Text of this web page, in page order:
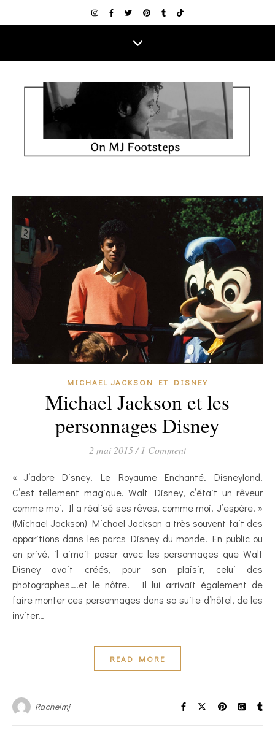
MICHAEL JACKSON ET DISNEY
Michael Jackson et les
personnages Disney
2 mai 2015/ 1 Comment
« J’adore Disney. Le Royaume Enchanté. Disneyland.
C’est tellement magique. Walt Disney, c’était un rêveur
comme moi. Il a réalisé ses rêves, comme moi. J’espère. »
(Michael Jackson) Michael Jackson a très souvent fait des
apparitions dans les parcs Disney du monde. En public ou
en privé, il aimait poser avec les personnages que Walt
Disney avait créés, pour son plaisir, celui des
photographes….et le nôtre. Il lui arrivait également de
faire monter ces personnages dans sa suite d’hôtel, de les
inviter…
READ MORE
Rachelmj